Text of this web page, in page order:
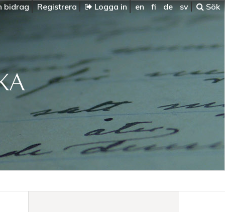
bidrag Registrera Logga in en fi de sv Sök